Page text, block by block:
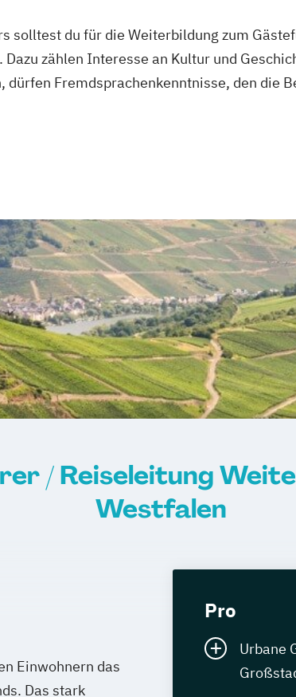
solltest du für die Weiterbildung zum
zählen Interesse an Kultur und
Fremdsprachenkenntnisse, den die
/ Reiseleitung
Westfalen
Einwohnern das
Das stark
Pro
Urbane